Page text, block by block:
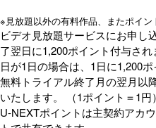
※見放題以外の有料作品、またポイン
ビデオ見放題サービスにお申し
了翌日に1,200ポイント付与さ
日が1日の場合は、1日に1,200
無料トライアル終了月の翌月以
いたします。 （1ポイント＝1円）
U-NEXTポイントは主契約アカ